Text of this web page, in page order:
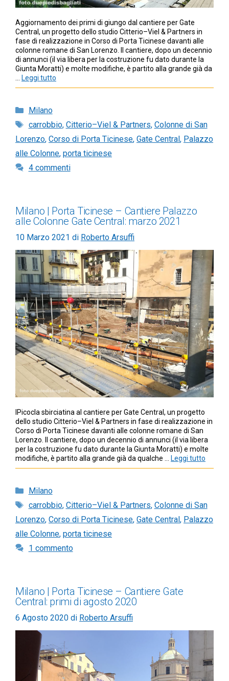
Aggiornamento dei primi di giungo dal cantiere per Gate
Central, un progetto dello studio Citterio–Viel & Partners in
fase di realizzazione in Corso di Porta Ticinese davanti alle
colonne romane di San Lorenzo. Il cantiere, dopo un decennio
di annunci (il via libera per la costruzione fu dato durante la
Giunta Moratti) e molte modifiche, è partito alla grande già da
… Leggi tutto
Categorie
Milano
Tag
carrobbio, Citterio–Viel & Partners, Colonne di San
Lorenzo, Corso di Porta Ticinese, Gate Central , Palazzo
alle Colonne, porta ticinese
4 commenti
Milano | Porta Ticinese – Cantiere Palazzo
alle Colonne Gate Central: marzo 2021
10 Marzo 2021 di Roberto Arsuffi
IPicocla sbirciatina al cantiere per Gate Central, un progetto
dello studio Citterio–Viel & Partners in fase di realizzazione in
Corso di Porta Ticinese davanti alle colonne romane di San
Lorenzo. Il cantiere, dopo un decennio di annunci (il via libera
per la costruzione fu dato durante la Giunta Moratti) e molte
modifiche, è partito alla grande già da qualche …
Leggi tutto
Categorie
Milano
Tag
carrobbio, Citterio–Viel & Partners, Colonne di San
Lorenzo, Corso di Porta Ticinese, Gate Central, Palazzo
alle Colonne, porta ticinese
1 commento
Milano | Porta Ticinese – Cantiere Gate
Central: primi di agosto 2020
6 Agosto 2020 di Roberto Arsuffi